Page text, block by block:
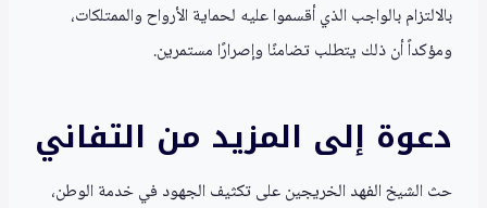
بالالتزام بالواجب الذي أقسموا عليه لحماية الأرواح والممتلكات،
ومؤكداً أن ذلك يتطلب تضامنًا وإصرارًا مستمرين.
دعوة إلى المزيد من التفاني
حث الشيخ الفهد الخريجين على تكثيف الجهود في خدمة الوطن،